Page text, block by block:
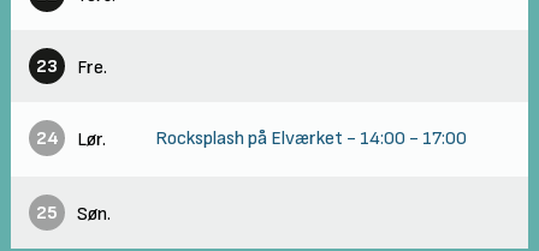
23 Fre.
24 Lør. Rocksplash på Elværket - 14:00 - 17:00
25 Søn.